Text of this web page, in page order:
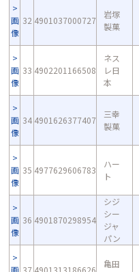
画
像
32 4901037000727
岩塚
製菓
画
像
33 4902201166508
ネス
レ日
本
画
像
34 4901626377407
三幸
製菓
画
像
35 4977629606783
ハー
ト
画
像
36 4901870298954
シジ
シー
ジャ
パン
画 37 4901313186626
亀田